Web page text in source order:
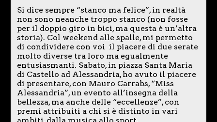
Si dice sempre “stanco ma felice”, in realtà
non sono neanche troppo stanco (non fosse
per il doppio giro in bici, ma questa è un’altra
storia). Col weekend alle spalle, mi permetto
di condividere con voi il piacere di due serate
molto diverse tra loro ma egualmente
entusiasmanti. Sabato, in piazza Santa Maria
di Castello ad Alessandria, ho avuto il piacere
di presentare, con Mauro Carrabs, “Miss
Alessandria”, un evento all’insegna della
bellezza, ma anche delle “eccellenze”, con
premi attribuiti a chi si è distinto in vari